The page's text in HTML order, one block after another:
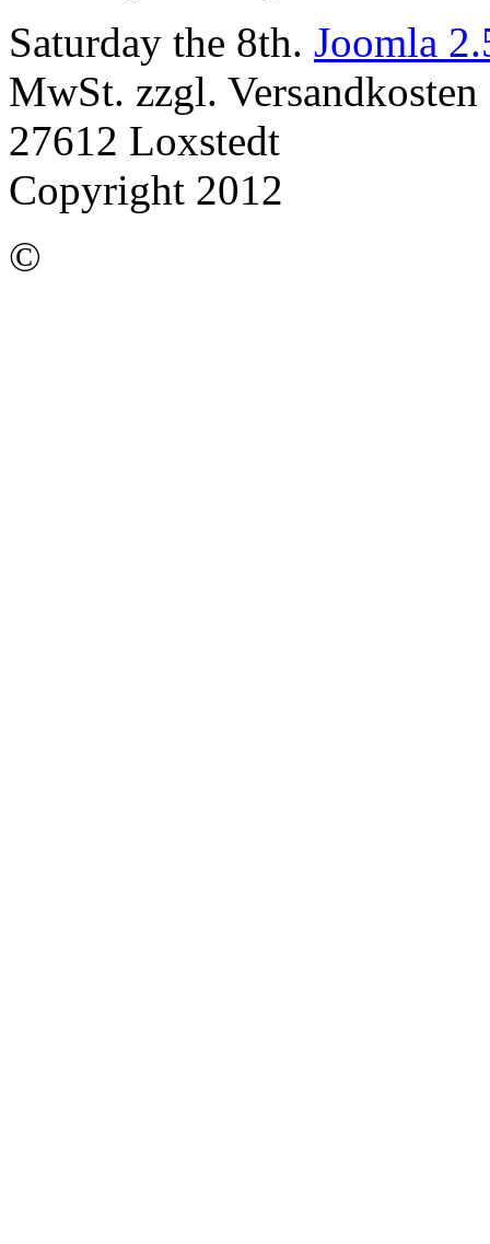
Saturday the 8th. Joomla
MwSt. zzgl.
27612 Loxstedt
Copyright 2012
©